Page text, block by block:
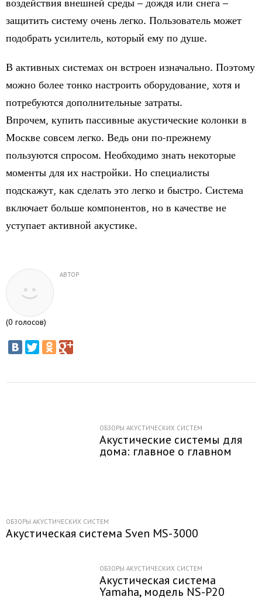
защитить систему очень легко. Пользователь может
подобрать усилитель, который ему по душе.
В активных системах он встроен изначально. Поэтому
можно более тонко настроить оборудование, хотя и
потребуются дополнительные затраты.
Впрочем, купить пассивные акустические колонки в
Москве совсем легко. Ведь они по-прежнему
пользуются спросом. Необходимо знать некоторые
моменты для их настройки. Но специалисты
подскажут, как сделать это легко и быстро. Система
включает больше компонентов, но в качестве не
уступает активной акустике.
АВТОР
(0 голосов)
ОБЗОРЫ АКУСТИЧЕСКИХ СИСТЕМ
Акустические системы для
дома: главное о главном
ОБЗОРЫ АКУСТИЧЕСКИХ СИСТЕМ
Акустическая система Sven MS-3000
ОБЗОРЫ АКУСТИЧЕСКИХ СИСТЕМ
Акустическая система
Yamaha, модель NS-P20